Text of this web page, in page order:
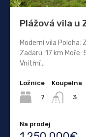
Plážová vila u
Moderní vila
Zadaru: 17 km
Vnitřní...
Ložnice
7
Koupelna
3
Na prodej